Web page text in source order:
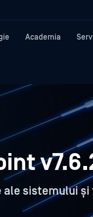
Academia
sistemului